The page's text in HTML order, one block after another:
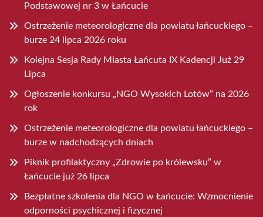
Podstawowej nr 3 w Łańcucie
Ostrzeżenie meteorologiczne dla powiatu łańcuckiego –
burze 24 lipca 2026 roku
Kolejna Sesja Rady Miasta Łańcuta IX Kadencji Już 29
Lipca
Ogłoszenie konkursu „NGO Wysokich Lotów” na 2026
rok
Ostrzeżenie meteorologiczne dla powiatu łańcuckiego –
burze w nadchodzących dniach
Piknik profilaktyczny „Zdrowie po królewsku” w
Łańcucie już 26 lipca
Bezpłatne szkolenia dla NGO w Łańcucie: Wzmocnienie
odporności psychicznej i fizycznej